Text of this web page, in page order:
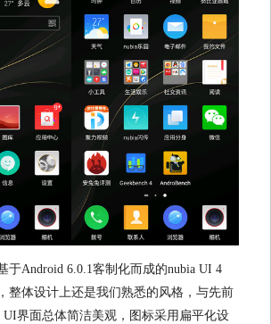
于Android 6.0.1客制化而成的nubia UI 4
整体设计上还是我们熟悉的风格，与先前
UI界面总体简洁美观，图标采用扁平化设